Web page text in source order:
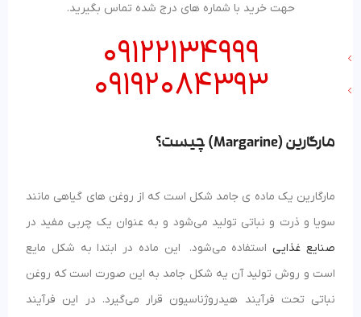
حهت خرید با شماره های درج شده تماس بگیرید.
09122134999
09192084393
مارگارین (Margarine) چیست؟
مارگارین یک ماده ی جامد شکل است که از روغن های گیاهی مانند
سویا و ذرت و نباتی تولید می‌شود و به عنوان یک چربی مفید در
صنایع غذایی استفاده می‌شود. این ماده در ابتدا به شکل مایع
است و روش تولید آن یه شکل جامد به این صورت است که روغن
نباتی تحت فرآیند هیدروژناسیون قرار می‌گیرد. در این فرآیند